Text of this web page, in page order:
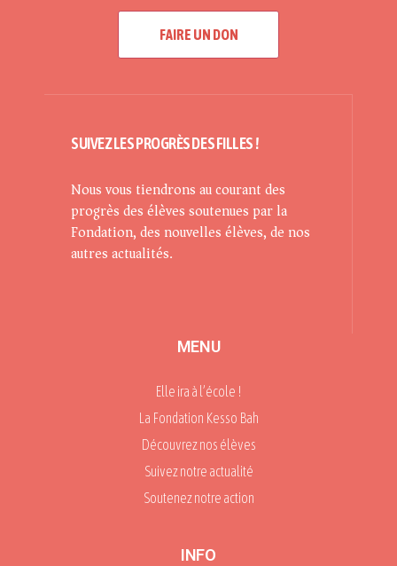
FAIRE UN DON
SUIVEZ LES PROGRÈS DES FILLES !
Nous vous tiendrons au courant des
progrès des élèves soutenues par la
Fondation, des nouvelles élèves, de nos
autres actualités.
MENU
Elle ira à l’école !
La Fondation Kesso Bah
Découvrez nos élèves
Suivez notre actualité
Soutenez notre action
INFO